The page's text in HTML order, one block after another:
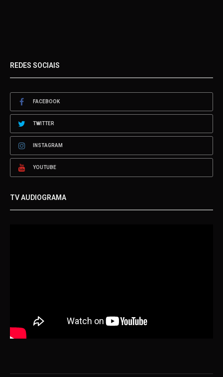
REDES SOCIAIS
FACEBOOK
TWITTER
INSTAGRAM
YOUTUBE
TV AUDIOGRAMA